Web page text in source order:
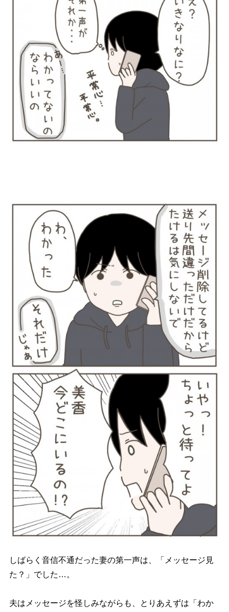
しばらく音信不通だった妻の第一声は、「メッセージ見
た？」でした…。
夫はメッセージを怪しみながらも、とりあえずは「わか